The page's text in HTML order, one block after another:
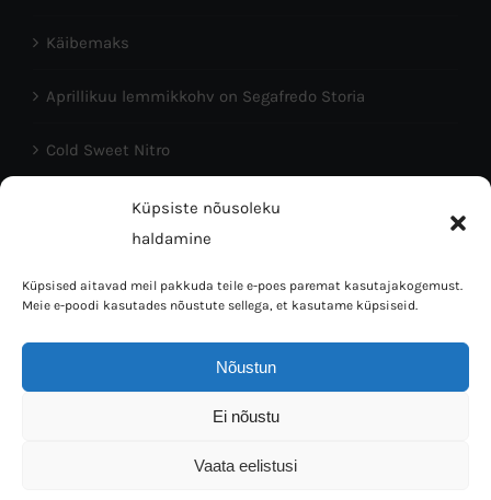
Küpsiste nõusoleku
haldamine
Küpsised aitavad meil pakkuda teile e-poes paremat kasutajakogemust.
Meie e-poodi kasutades nõustute sellega, et kasutame küpsiseid.
Nõustun
Ei nõustu
Vaata eelistusi
Käibemaks
Aprillikuu lemmikkohv on Segafredo Storia
Cold Sweet Nitro
Head Eesti Vabariigi aastapäeva!